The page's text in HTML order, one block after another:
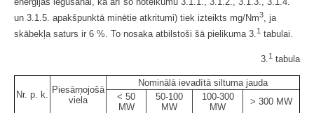
un 3.1.5. apakšpunktā minētie atkritumi) tiek izteikts mg/Nm3, ja
skābekļa saturs ir 6 %. To nosaka atbilstoši šā pielikuma 3.1 tabulai.
3.1 tabula
Nr. p. k.
Piesārņojošā
viela
Nominālā ievadītā siltuma jauda
< 50
MW
50-100
MW
100-300
MW
> 300 MW